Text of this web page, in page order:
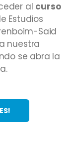
al curso
Estudios
Said
nuestra
se abra la